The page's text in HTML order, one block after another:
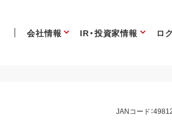
会社情報 IR・投資家情報 ロ
JANコード：